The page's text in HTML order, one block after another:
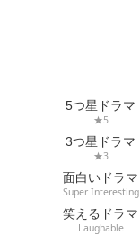
5つ星ドラマ
★5
3つ星ドラマ
★3
面白いドラマ
Super Interesting
笑えるドラマ
Laughable